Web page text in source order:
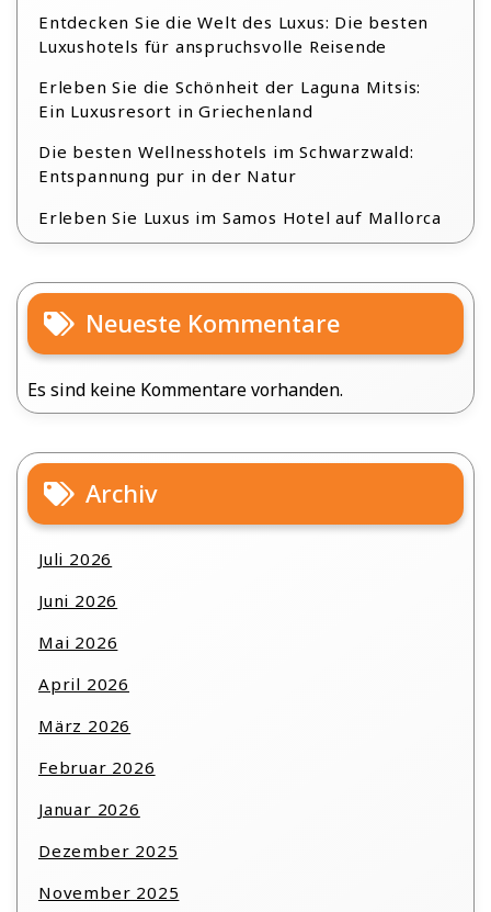
Entdecken Sie die Welt des Luxus: Die besten
Luxushotels für anspruchsvolle Reisende
Erleben Sie die Schönheit der Laguna Mitsis:
Ein Luxusresort in Griechenland
Die besten Wellnesshotels im Schwarzwald:
Entspannung pur in der Natur
Erleben Sie Luxus im Samos Hotel auf Mallorca
Neueste Kommentare
Es sind keine Kommentare vorhanden.
Archiv
Juli 2026
Juni 2026
Mai 2026
April 2026
März 2026
Februar 2026
Januar 2026
Dezember 2025
November 2025